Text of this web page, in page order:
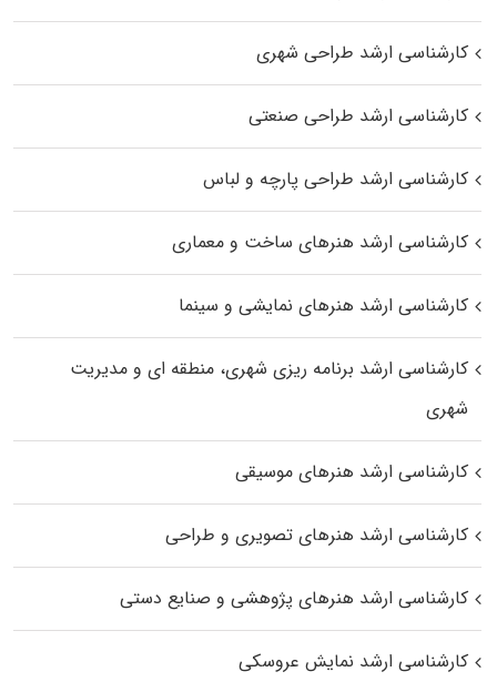
کارشناسی ارشد طراحی شهری
کارشناسی ارشد طراحی صنعتی
کارشناسی ارشد طراحی پارچه و لباس
کارشناسی ارشد هنرهای ساخت و معماری
کارشناسی ارشد هنرهای نمایشی و سینما
کارشناسی ارشد برنامه ریزی شهری، منطقه‌ ای و مدیریت
شهری
کارشناسی ارشد هنرهای موسیقی
کارشناسی ارشد هنرهای تصویری و طراحی
کارشناسی ارشد هنرهای پژوهشی و صنایع دستی
کارشناسی ارشد نمایش عروسکی